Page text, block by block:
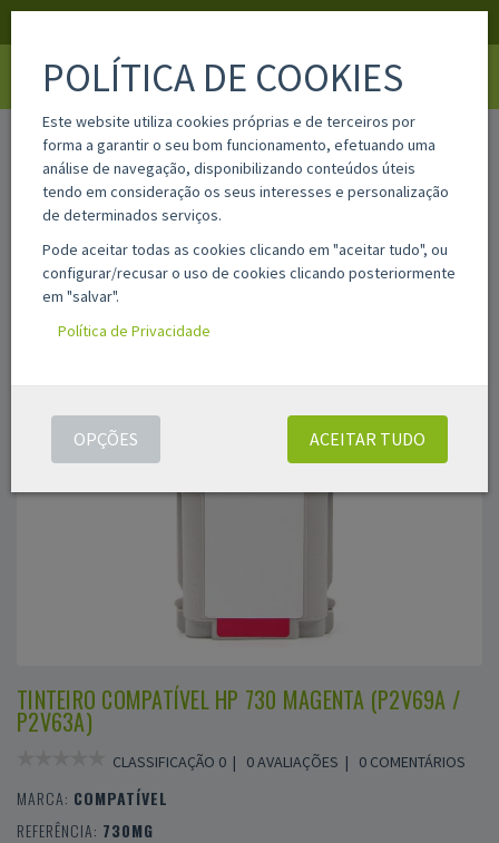
home 730mg
TINTEIRO COMPATÍVEL HP 730 MAGENTA (P2V69A /
P2V63A)
CLASSIFICAÇÃO 0 | 0 AVALIAÇÕES | 0 COMENTÁRIOS
MARCA: COMPATÍVEL
REFERÊNCIA: 730MG
POLÍTICA DE COOKIES
Este website utiliza cookies próprias e de terceiros por
forma a garantir o seu bom funcionamento, efetuando uma
análise de navegação, disponibilizando conteúdos úteis
tendo em consideração os seus interesses e personalização
de determinados serviços.
Pode aceitar todas as cookies clicando em "aceitar tudo", ou
configurar/recusar o uso de cookies clicando posteriormente
em "salvar".
Política de Privacidade
ACEITAR TUDO
OPÇÕES